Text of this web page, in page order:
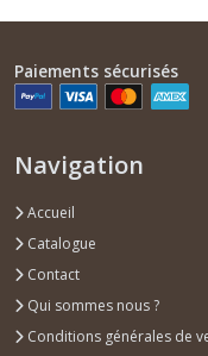
Paiements sécurisés
Navigation
Accueil
Catalogue
Contact
Qui sommes nous ?
Conditions générales de